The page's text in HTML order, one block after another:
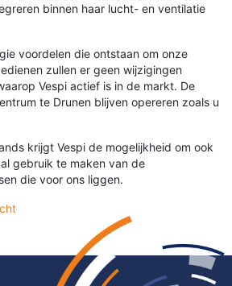
binnen haar lucht- en ventilatie
voordelen die ontstaan om onze
zullen er geen wijzigingen
Vespi actief is in de markt. De
te Drunen blijven opereren zoals u
krijgt Vespi de mogelijkheid om ook
gebruik te maken van de
die voor ons liggen.